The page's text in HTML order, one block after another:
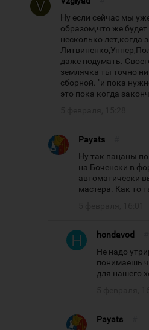
Ну если сейчас мы
образом,что же
несколько лет,когда
даже подумать.
землячка ты точно
сборной. "и пока
это пока когда
Payats
Ну так пацаны по
на Боченски в
автоматически
мастера. Как то
hondavod
Не надо
понимаешь
для нашего
Payats